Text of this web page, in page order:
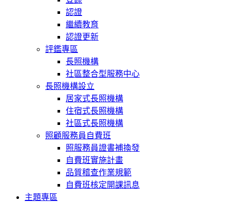
認證
繼續教育
認證更新
評鑑專區
長照機構
社區整合型服務中心
長照機構設立
居家式長照機構
住宿式長照機構
社區式長照機構
照顧服務員自費班
照服務員證書補換發
自費班實施計畫
品質稽查作業規範
自費班核定開課訊息
主題專區